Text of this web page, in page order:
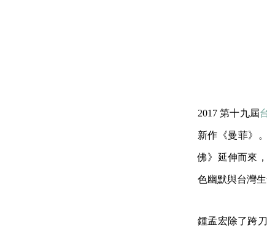
2017 第十九屆
新作《曼菲》
佛》延伸而來
色幽默與台灣
鍾孟宏除了跨